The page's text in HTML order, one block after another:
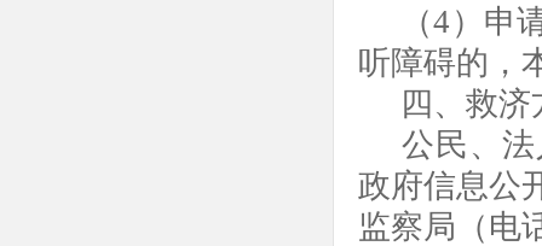
（4）申
听障碍的，
四、救
公民、
政府信息公
监察局（电